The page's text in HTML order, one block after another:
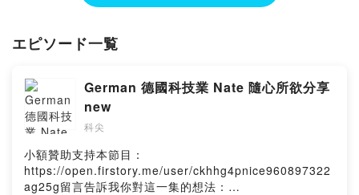
エピソード一覧
German 德國科技業 Nate 隨心所欲分享
new
科尖
小額贊助支持本節目：
https://open.firstory.me/user/ckhhg4pnice960897322
ag25g留言告訴我你對這一集的想法：